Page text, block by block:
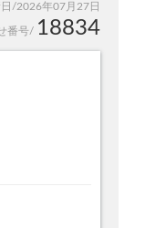
/2026年07月27日
番号/ 18834